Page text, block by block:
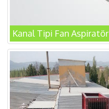
Kanal Tipi Fan Aspiratör